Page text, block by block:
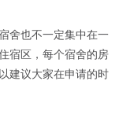
舍也不一定集中在一
宿区，每个宿舍的房
建议大家在申请的时